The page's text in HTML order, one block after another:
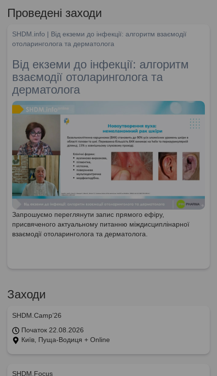
Проведені заходи
SHDM.info | Від екземи до інфекції: алгоритм взаємодії
отоларинголога та дерматолога
Від екземи до інфекції: алгоритм
взаємодії отоларинголога та
дерматолога
Запрошуємо переглянути запис прямого ефіру,
присвяченого актуальному питанню міждисциплінарної
взаємодії отоларинголога та дерматолога.
Заходи
SHDM.Camp’26
Початок 22.08.2026
Київ, Пуща-Водиця + Online
SHDM.Focus